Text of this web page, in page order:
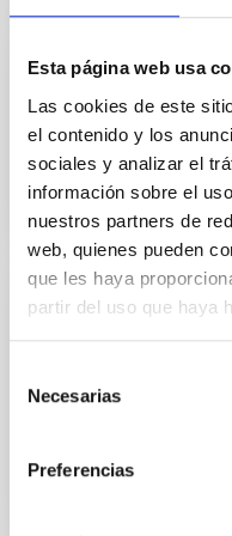
Esta página web usa
Las cookies de este
el contenido y los
sociales y analizar el
información sobre el
nuestros partners de
web, quienes pueden
que les haya
partir del uso que haya
Necesarias
Preferencias
INSTALACIÓN
GFPI
INSTALACIÓN
Optical spectroscopy